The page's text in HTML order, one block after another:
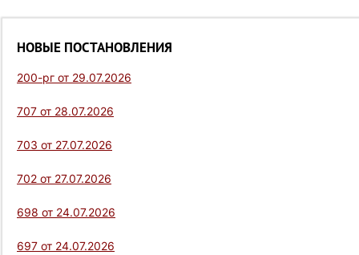
НОВЫЕ ПОСТАНОВЛЕНИЯ
200-рг от 29.07.2026
707 от 28.07.2026
703 от 27.07.2026
702 от 27.07.2026
698 от 24.07.2026
697 от 24.07.2026